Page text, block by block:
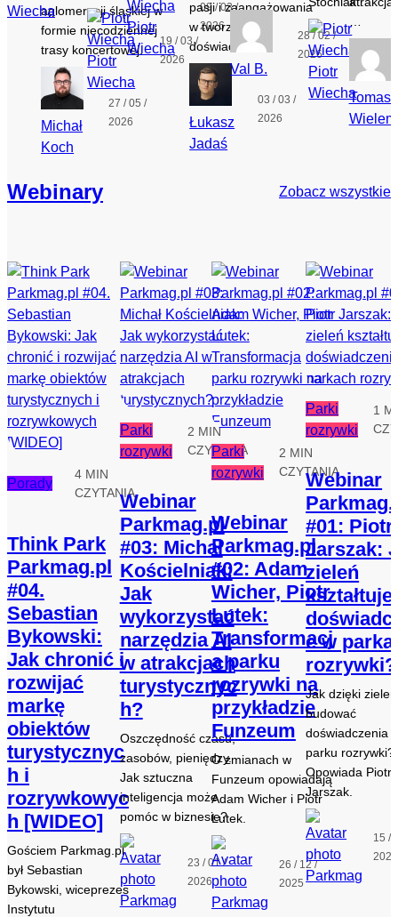
Wiechaaglomeracji śląskiej w
formie niecodziennej
trasy koncertowej.
Michał
Koch
27 / 05 /
2026
Piotr
Wiecha
19 / 03 /
2026
Piotr
Wiecha
09 / 03 /
2026
pasji i zaangażowania
w tworzenie
doświadczeń.
Łukasz
Jadaś
03 / 03 /
2026
Val B.
28 / 02 /
2026
Piotr
WiechaTomasz
Webinary Zobacz wszystkie
Porady
Think Park
Parkmag.pl
#04.
Sebastian
Bykowski:
Jak chronić i
rozwijać
markę
obiektów
turystycznyc
h i
rozrywkowyc
h [WIDEO]
Gościem Parkmag.pl
był Sebastian
Bykowski, wiceprezes
Instytutu
4 MIN
CZYTANIA
Parki
rozrywki
Webinar
Parkmag.pl
#03: Michał
Kościelniak:
Jak
wykorzystać
narzędzia AI
w atrakcjach
turystycznyc
h?
Oszczędność czasu,
zasobów, pieniędzy.
Jak sztuczna
inteligencja może
pomóc w biznesie?
Parkmag
23 / 01 /
2026
2 MIN
CZYTANIA
Parki
rozrywki
Webinar
Parkmag.pl
#02: Adam
Wicher, Piotr
Lutek:
Transformacj
a parku
rozrywki na
przykładzie
Funzeum
O zmianach w
Funzeum opowiadają
Adam Wicher i Piotr
Lutek.
Parkmag
26 / 12 /
2025
2 MIN
CZYTANIA
Parki
rozrywki
Webinar
#01: Piotr
Jarszak:
zieleń
kształtuje
e w
rozrywki?
Jak dzięki
budować
doświadczenia
parku rozrywki?
Opowiada Piotr
Jarszak.
Parkmag
15 /
2025
1